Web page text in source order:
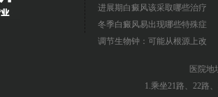
进展期白癜风该采取哪些治疗
冬季白癜风易出现哪些特殊症
调节生物钟：可能从根源上改
医院地
1.乘坐21路、22路